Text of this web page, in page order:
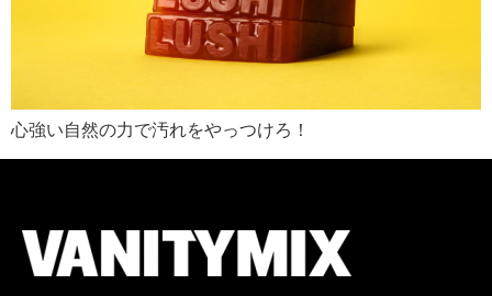
心強い自然の力で汚れをやっつけろ！